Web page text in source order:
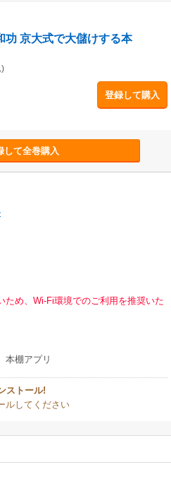
します！
ュー
略
功 京大式で大儲けする本
)
登録して購入
して全巻購入
め、Wi-Fi環境でのご利用を推奨いた
本棚アプリ
ストール!
ルしてください